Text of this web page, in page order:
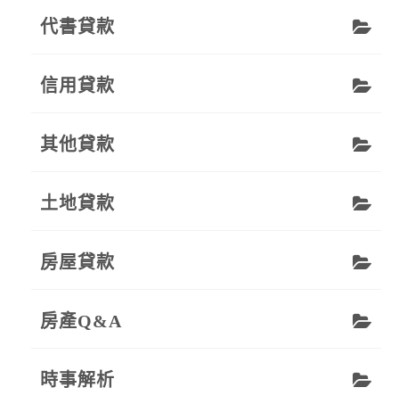
代書貸款
信用貸款
其他貸款
土地貸款
房屋貸款
房產Q&A
時事解析